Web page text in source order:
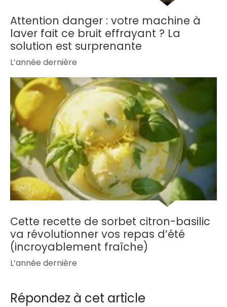
Attention danger : votre machine à
laver fait ce bruit effrayant ? La
solution est surprenante
L’année dernière
Cette recette de sorbet citron-basilic
va révolutionner vos repas d’été
(incroyablement fraîche)
L’année dernière
Répondez à cet article